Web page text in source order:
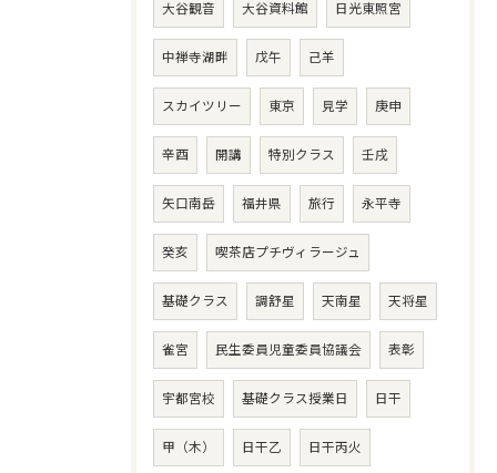
大谷観音 大谷資料館 日光東照宮
中禅寺湖畔 戊午 己羊
スカイツリー 東京 見学 庚申
辛酉 開講 特別クラス 壬戌
矢口南岳 福井県 旅行 永平寺
癸亥 喫茶店プチヴィラージュ
基礎クラス 調舒星 天南星 天将星
雀宮 民生委員児童委員協議会 表彰
宇都宮校 基礎クラス授業日 日干
甲（木） 日干乙 日干丙火